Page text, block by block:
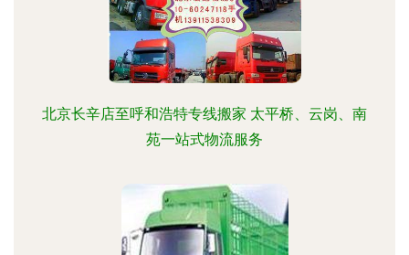
北京长辛店至呼和浩特专线搬家 太平桥、云岗、南
苑一站式物流服务